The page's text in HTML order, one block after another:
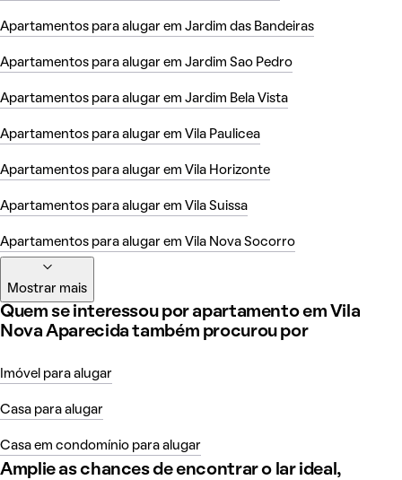
Apartamentos para alugar em Jardim das Bandeiras
Apartamentos para alugar em Jardim Sao Pedro
Apartamentos para alugar em Jardim Bela Vista
Apartamentos para alugar em Vila Paulicea
Apartamentos para alugar em Vila Horizonte
Apartamentos para alugar em Vila Suissa
Apartamentos para alugar em Vila Nova Socorro
Mostrar mais
Quem se interessou por apartamento em Vila
Nova Aparecida também procurou por
Imóvel para alugar
Casa para alugar
Casa em condomínio para alugar
Amplie as chances de encontrar o lar ideal,